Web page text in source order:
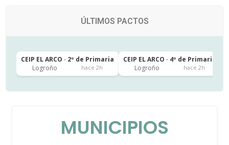
ÚLTIMOS PACTOS
CEIP EL ARCO · 2º de Primaria
Logroño
hace 2h
CEIP EL ARCO · 4º de Primaria
Logroño
hace 2h
MUNICIPIOS